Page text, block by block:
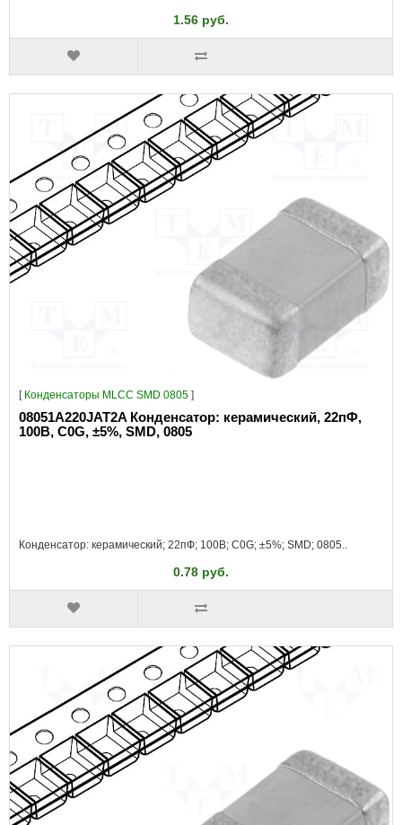
1.56 руб.
[ Конденсаторы MLCC SMD 0805 ]
08051A220JAT2A Конденсатор: керамический, 22пФ,
100В, C0G, ±5%, SMD, 0805
Конденсатор: керамический; 22пФ; 100В; C0G; ±5%; SMD; 0805..
0.78 руб.